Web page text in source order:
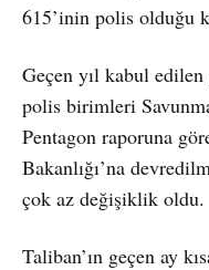
615’inin polis olduğu
Geçen yıl kabul
polis birimleri
Pentagon raporuna
Bakanlığı’na
çok az değişiklik oldu.
Taliban’ın geçen ay